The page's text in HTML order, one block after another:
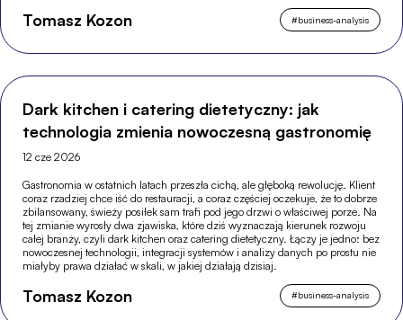
Tomasz Kozon #business-analysis
Dark kitchen i catering dietetyczny: jak
technologia zmienia nowoczesną gastronomię
12 cze 2026
Gastronomia w ostatnich latach przeszła cichą, ale głęboką rewolucję. Klient
coraz rzadziej chce iść do restauracji, a coraz częściej oczekuje, że to dobrze
zbilansowany, świeży posiłek sam trafi pod jego drzwi o właściwej porze. Na
tej zmianie wyrosły dwa zjawiska, które dziś wyznaczają kierunek rozwoju
całej branży, czyli dark kitchen oraz catering dietetyczny. Łączy je jedno: bez
nowoczesnej technologii, integracji systemów i analizy danych po prostu nie
miałyby prawa działać w skali, w jakiej działają dzisiaj.
Tomasz Kozon #business-analysis